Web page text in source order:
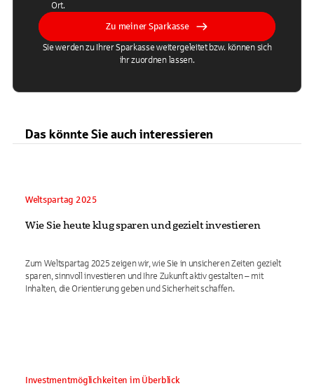
Ort.
Zu meiner Sparkasse
Sie werden zu Ihrer Sparkasse weitergeleitet bzw. können sich
ihr zuordnen lassen.
Das könnte Sie auch interessieren
Weltspartag 2025
Wie Sie heute klug sparen und gezielt investieren
Zum Weltspartag 2025 zeigen wir, wie Sie in unsicheren Zeiten gezielt
sparen, sinnvoll investieren und Ihre Zukunft aktiv gestalten – mit
Inhalten, die Orientierung geben und Sicherheit schaffen.
Investmentmöglichkeiten im Überblick